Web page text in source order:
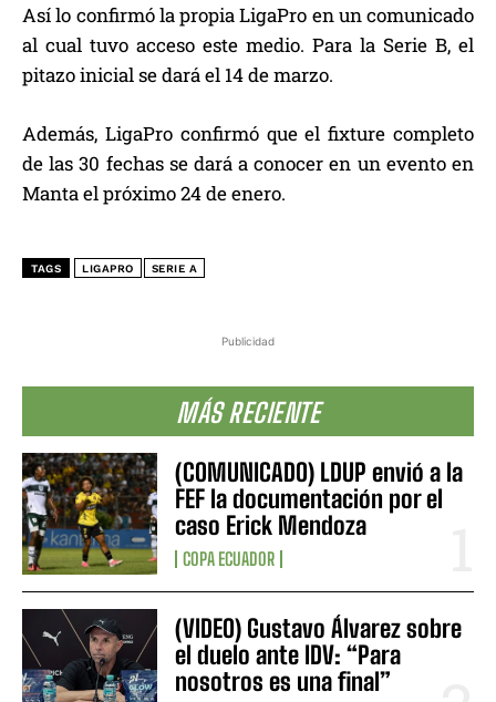
Publicidad
MÁS RECIENTE
(COMUNICADO) LDUP envió a la
FEF la documentación por el
caso Erick Mendoza
COPA ECUADOR
(VIDEO) Gustavo Álvarez sobre
el duelo ante IDV: “Para
nosotros es una final”
Así lo confirmó la propia LigaPro en un comunicado
al cual tuvo acceso este medio. Para la Serie B, el
pitazo inicial se dará el 14 de marzo.
Además, LigaPro confirmó que el fixture completo
de las 30 fechas se dará a conocer en un evento en
Manta el próximo 24 de enero.
TAGS LIGAPRO SERIE A